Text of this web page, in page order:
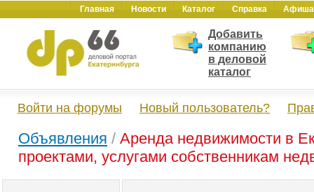
Главная Новости Каталог Справка Афиша
Добавить
компанию
в деловой
каталог
Войти на форумы Новый пользователь?
Объявления / Аренда недвижимости в
проектами, услугами собственникам